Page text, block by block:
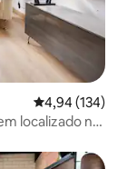
4,94 de uma
4,94 (134)
localizado no